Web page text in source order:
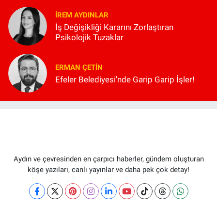
İREM AYDINLAR
İş Değişikliği Kararını Zorlaştıran
Psikolojik Tuzaklar
ERMAN ÇETIN
Efeler Belediyesi'nde Garip Garip İşler!
Aydın ve çevresinden en çarpıcı haberler, gündem oluşturan
köşe yazıları, canlı yayınlar ve daha pek çok detay!